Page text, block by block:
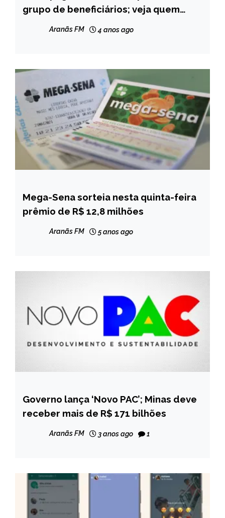
NOTÍCIAS
grupo de beneficiários; veja quem
Aranãs FM 4 anos ago
BRASIL
NOTÍCIAS
Mega-Sena sorteia nesta quinta-feira
prêmio de R$ 12,8 milhões
Aranãs FM 5 anos ago
BRASIL
Governo lança ‘Novo PAC’; Minas deve
receber mais de R$ 171 bilhões
Aranãs FM 3 anos ago 1